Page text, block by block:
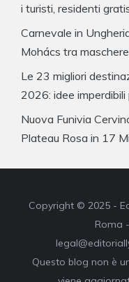
i turisti, residenti
Carnevale in
Mohács tra
Le 23 migliori
2026: idee
Nuova Funivia
Plateau Rosa in 17
Copyright © 2025 -
Roma
Questo blog non è